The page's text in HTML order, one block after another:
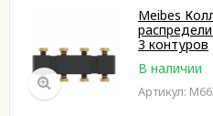
Meibes
3 контуров
В наличии
Артикул: